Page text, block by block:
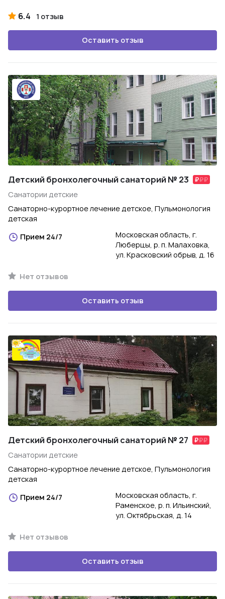
6.4 1 отзыв
Оставить отзыв
Детский бронхолегочный санаторий № 23
Санатории детские
Санаторно-курортное лечение детское, Пульмонология
детская
Прием 24/7
Московская область, г.
Люберцы, р. п. Малаховка,
ул. Красковский обрыв, д. 16
Нет отзывов
Оставить отзыв
Детский бронхолегочный санаторий № 27
Санатории детские
Санаторно-курортное лечение детское, Пульмонология
детская
Прием 24/7
Московская область, г.
Раменское, р. п. Ильинский,
ул. Октябрьская, д. 14
Нет отзывов
Оставить отзыв